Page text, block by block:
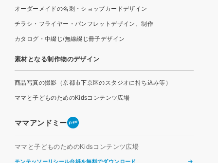
オーダーメイドの名刺・ショップカードデザイン
チラシ・フライヤー・パンフレットデザイン、制作
カタログ・中綴じ/無線綴じ冊子デザイン
素材となる制作物のデザイン
商品写真の撮影（京都市下京区のスタジオに持ち込み等）
ママと子どものためのKidsコンテンツ広場
ママアンドミー Free
ママと子どものためのKidsコンテンツ広場
モンテッソーリシール台紙を無料でダウンロード